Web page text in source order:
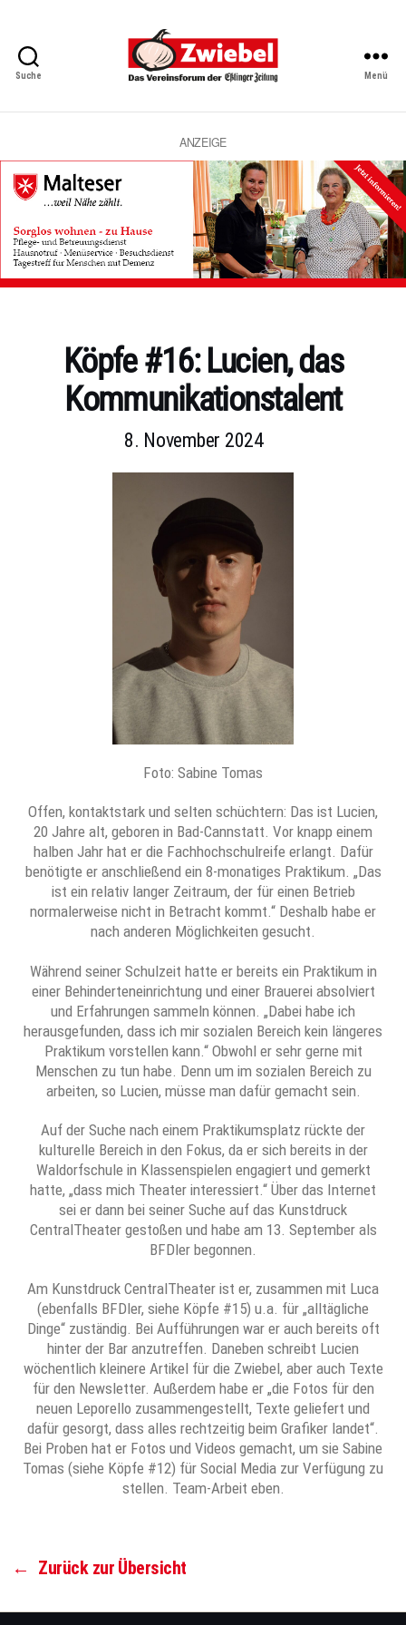
Suche
Vereinsforum
Eßlinger
Zeitung
Menü
ANZEIGE
KategorienKöpfe #16: Lucien, das
Kommunikationstalent
8. November 2024
Foto: Sabine Tomas
Offen, kontaktstark und selten schüchtern: Das ist Lucien,
20 Jahre alt, geboren in Bad-Cannstatt. Vor knapp einem
halben Jahr hat er die Fachhochschulreife erlangt. Dafür
benötigte er anschließend ein 8-monatiges Praktikum. „Das
ist ein relativ langer Zeitraum, der für einen Betrieb
normalerweise nicht in Betracht kommt.“ Deshalb habe er
nach anderen Möglichkeiten gesucht.
Während seiner Schulzeit hatte er bereits ein Praktikum in
einer Behinderteneinrichtung und einer Brauerei absolviert
und Erfahrungen sammeln können. „Dabei habe ich
herausgefunden, dass ich mir sozialen Bereich kein längeres
Praktikum vorstellen kann.“ Obwohl er sehr gerne mit
Menschen zu tun habe. Denn um im sozialen Bereich zu
arbeiten, so Lucien, müsse man dafür gemacht sein.
Auf der Suche nach einem Praktikumsplatz rückte der
kulturelle Bereich in den Fokus, da er sich bereits in der
Waldorfschule in Klassenspielen engagiert und gemerkt
hatte, „dass mich Theater interessiert.“ Über das Internet
sei er dann bei seiner Suche auf das Kunstdruck
CentralTheater gestoßen und habe am 13. September als
BFDler begonnen.
Am Kunstdruck CentralTheater ist er, zusammen mit Luca
(ebenfalls BFDler, siehe Köpfe #15) u.a. für „alltägliche
Dinge“ zuständig. Bei Aufführungen war er auch bereits oft
hinter der Bar anzutreffen. Daneben schreibt Lucien
wöchentlich kleinere Artikel für die Zwiebel, aber auch Texte
für den Newsletter. Außerdem habe er „die Fotos für den
neuen Leporello zusammengestellt, Texte geliefert und
dafür gesorgt, dass alles rechtzeitig beim Grafiker landet“.
Bei Proben hat er Fotos und Videos gemacht, um sie Sabine
Tomas (siehe Köpfe #12) für Social Media zur Verfügung zu
stellen. Team-Arbeit eben.
← Zurück zur Übersicht